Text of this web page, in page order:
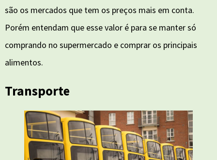
são os mercados que tem os preços mais em conta.
Porém entendam que esse valor é para se manter só
comprando no supermercado e comprar os principais
alimentos.
Transporte